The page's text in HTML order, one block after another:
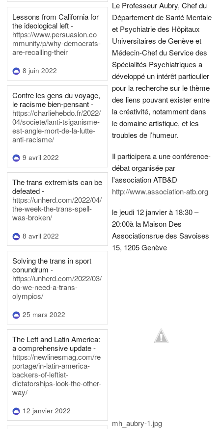
Lessons from California for
the ideological left -
https://www.persuasion.co
mmunity/p/why-democrats-
are-recalling-their
8 juin 2022
Contre les gens du voyage,
le racisme bien-pensant -
https://charliehebdo.fr/2022/
04/societe/lanti-tsiganisme-
est-angle-mort-de-la-lutte-
anti-racisme/
9 avril 2022
The trans extremists can be
defeated -
https://unherd.com/2022/04/
the-week-the-trans-spell-
was-broken/
8 avril 2022
Solving the trans in sport
conundrum -
https://unherd.com/2022/03/
do-we-need-a-trans-
olympics/
25 mars 2022
The Left and Latin America:
a comprehensive update -
https://newlinesmag.com/re
portage/in-latin-america-
backers-of-leftist-
dictatorships-look-the-other-
way/
12 janvier 2022
Le Professeur Aubry, Chef du
Département de Santé Mentale
et Psychiatrie des Hôpitaux
Universitaires de Genève et
Médecin-Chef du Service des
Spécialités Psychiatriques a
développé un intérêt particulier
pour la recherche sur le thème
des liens pouvant exister entre
la créativité, notamment dans
le domaine artistique, et les
troubles de l’humeur.
Il participera a une conférence-
débat organisée par
l'association ATB&D
http://www.association-atb.org
le jeudi 12 janvier à 18:30 –
20:00à la Maison Des
Associationsrue des Savoises
15, 1205 Genève
mh_aubry-1.jpg